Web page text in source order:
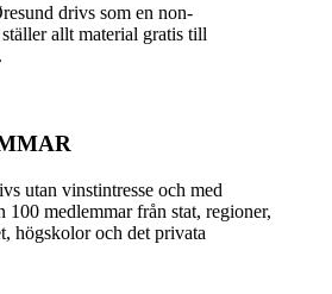
drivs som en non-
allt material gratis till
utan vinst­intresse och med
100 medlemmar från stat, regioner,
högskolor och det privata